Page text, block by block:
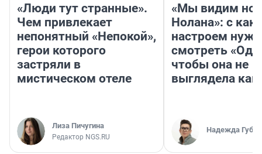
«Люди тут странные».
Чем привлекает
непонятный «Непокой»,
герои которого
застряли в
мистическом отеле
Лиза Пичугина
Редактор NGS.RU
«Мы видим
Нолана»: с
настроем
смотреть
чтобы она не
выглядела как
Надежда